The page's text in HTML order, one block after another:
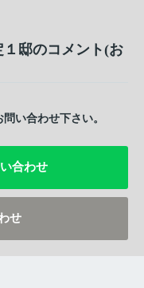
邸のコメント(お
い合わせ下さい。
合わせ
せ